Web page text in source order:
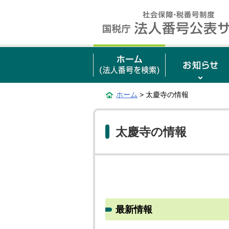
ホーム > 太慶寺の情報
太慶寺の情報
最新情報